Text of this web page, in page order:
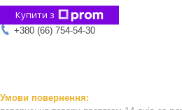
Купити з
+380 (66) 754-54-30